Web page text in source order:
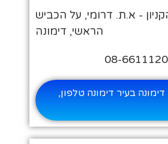
- א.ת. דרומי, על הכביש
הראשי, דימונה
בעיר דימונה טלפון,